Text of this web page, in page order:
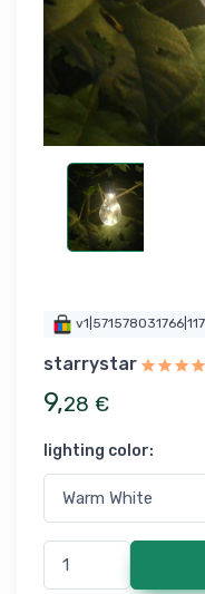
starrystar
9,28 €
lighting color: